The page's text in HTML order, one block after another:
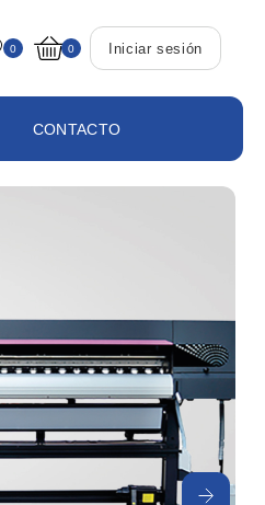
0 0 Iniciar sesión
CONTACTO